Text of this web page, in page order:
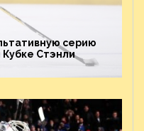
серию
Стэнли